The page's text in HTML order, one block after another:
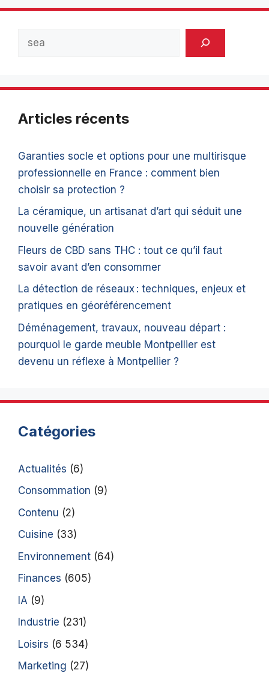
Articles récents
Garanties socle et options pour une multirisque
professionnelle en France : comment bien
choisir sa protection ?
La céramique, un artisanat d’art qui séduit une
nouvelle génération
Fleurs de CBD sans THC : tout ce qu’il faut
savoir avant d’en consommer
La détection de réseaux : techniques, enjeux et
pratiques en géoréférencement
Déménagement, travaux, nouveau départ :
pourquoi le garde meuble Montpellier est
devenu un réflexe à Montpellier ?
Catégories
Actualités (6)
Consommation (9)
Contenu (2)
Cuisine (33)
Environnement (64)
Finances (605)
IA (9)
Industrie (231)
Loisirs (6 534)
Marketing (27)